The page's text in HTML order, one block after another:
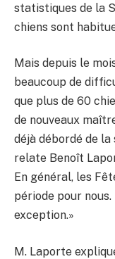
statistiques de la
chiens sont
Mais depuis le
beaucoup de
que plus de 60
de nouveaux
déjà débordé de
relate Benoît
En général, les
période pour
exception.»
M. Laporte